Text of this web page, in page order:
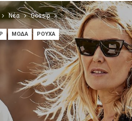
Νέα Gossip
ΜΌΔΑ ΡΟΎΧΑ